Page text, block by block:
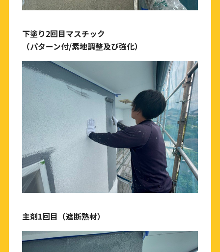
下塗り2回目マスチック
（パターン付/素地調整及び強化）
主剤1回目（遮断熱材）